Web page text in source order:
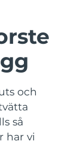
och
så
har vi
leverans8/11/26
8/13/26